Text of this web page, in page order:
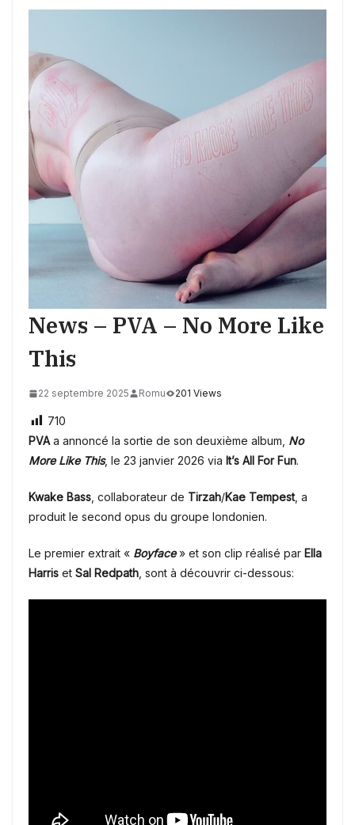
News – PVA – No More Like
This
22 septembre 2025 Romu 201 Views
710
PVA a annoncé la sortie de son deuxième album, No
More Like This, le 23 janvier 2026 via It’s All For Fun.
Kwake Bass , collaborateur de Tirzah/Kae Tempest, a
produit le second opus du groupe londonien.
Le premier extrait « Boyface» et son clip réalisé par Ella
Harris et Sal Redpath , sont à découvrir ci-dessous: